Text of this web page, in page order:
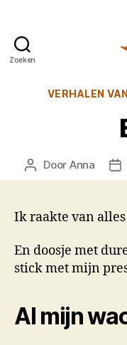
Zoeken
VERHALEN
Berichtauteur
Door Anna
Ik raakte van
En doosje met
stick met mijn
Al mijn